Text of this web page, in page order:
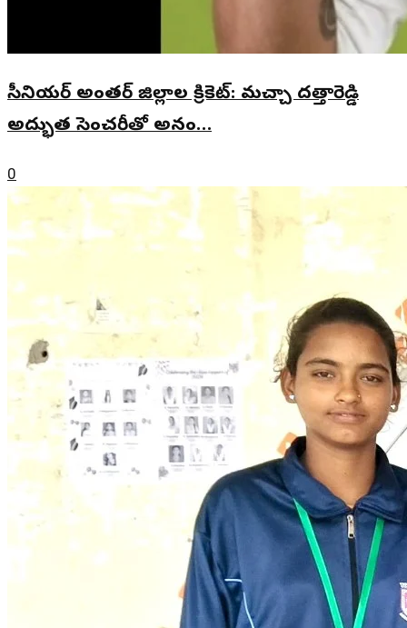
సీనియర్ అంతర్ జిల్లాల క్రికెట్: మచ్చా దత్తారెడ్డి
అద్భుత సెంచరీతో అనం…
0